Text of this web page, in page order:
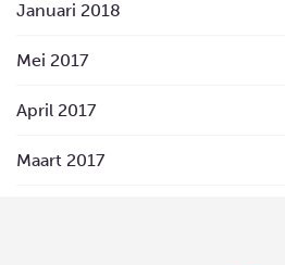
Januari 2018
Mei 2017
April 2017
Maart 2017